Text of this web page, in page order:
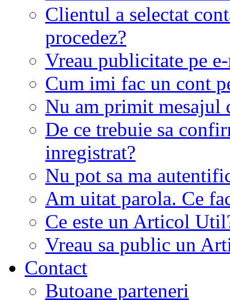
Clientul a selectat
procedez?
Vreau publicitate pe
Cum imi fac un cont
Nu am primit mesajul
De ce trebuie sa
inregistrat?
Nu pot sa ma
Am uitat parola. Ce
Ce este un Articol
Vreau sa public un
Contact
Butoane parteneri